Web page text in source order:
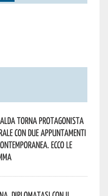
torna protagonista
con due appuntamenti
Ecco le